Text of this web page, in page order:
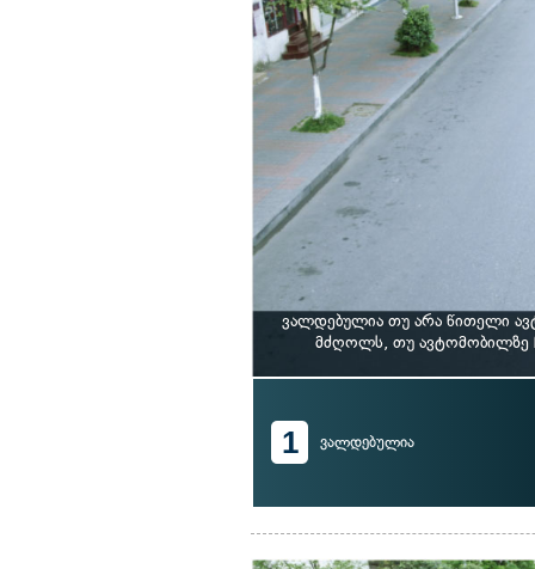
ვალდებულია თუ არა წითელი
მძღოლს, თუ ავტომობილზე
1 ვალდებულია